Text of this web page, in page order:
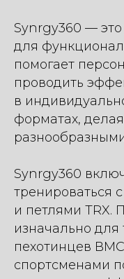
Synrgy360 —
для
помогает
проводить
в
форматах,
Synrgy360
тренироваться
и петлями TRX.
изначально
пехотинцев
спортсменами